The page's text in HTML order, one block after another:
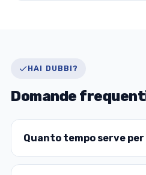
HAI DUBBI?
Domande
Quanto tempo serve